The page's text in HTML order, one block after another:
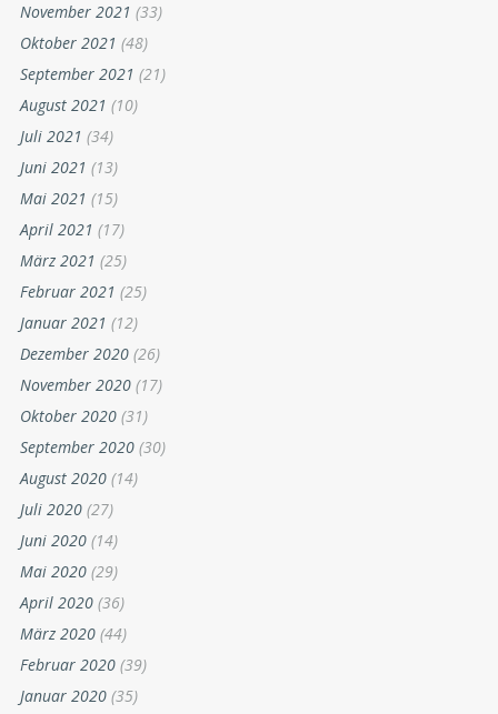
November 2021 (33)
Oktober 2021 (48)
September 2021 (21)
August 2021 (10)
Juli 2021 (34)
Juni 2021 (13)
Mai 2021 (15)
April 2021 (17)
März 2021 (25)
Februar 2021 (25)
Januar 2021 (12)
Dezember 2020 (26)
November 2020 (17)
Oktober 2020 (31)
September 2020 (30)
August 2020 (14)
Juli 2020 (27)
Juni 2020 (14)
Mai 2020 (29)
April 2020 (36)
März 2020 (44)
Februar 2020 (39)
Januar 2020 (35)